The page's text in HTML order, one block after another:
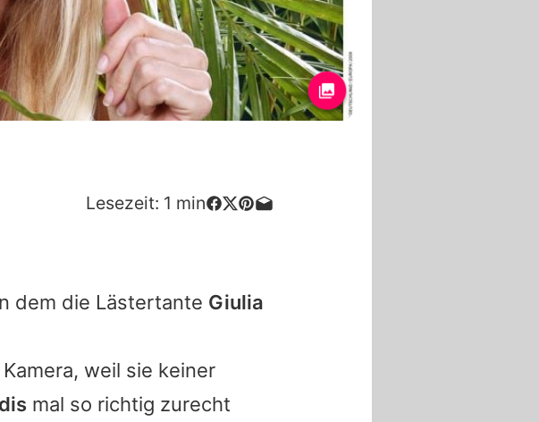
Lesezeit: 1 min
dem die Lästertante Giulia
weil sie keiner
mal so richtig zurecht